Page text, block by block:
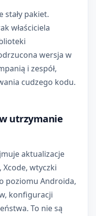
stały pakiet.
właściciela
wersja w
i zespół,
cudzego kodu.
utrzymanie
aktualizacje
Xcode, wtyczki
poziomu Androida,
konfiguracji
To nie są